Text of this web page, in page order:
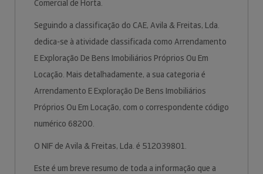
Comercial de Horta.
Seguindo a classificação do CAE, Avila & Freitas, Lda.
dedica-se à atividade classificada como Arrendamento
E Exploração De Bens Imobiliários Próprios Ou Em
Locação. Mais detalhadamente, a sua categoria é
Arrendamento E Exploração De Bens Imobiliários
Próprios Ou Em Locação, com o correspondente código
numérico 68200.
O NIF de Avila & Freitas, Lda. é 512039801.
Este é um breve resumo de toda a informação que a